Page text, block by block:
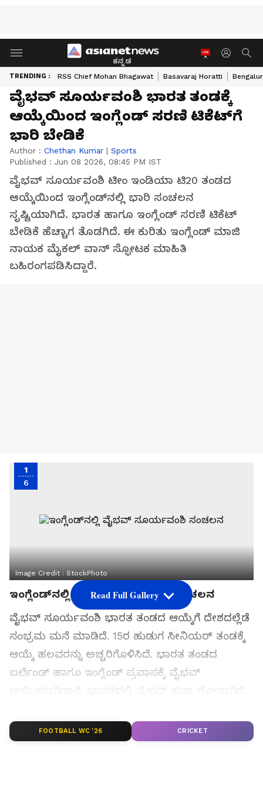
ಕನ್ನಡ
TRENDING : RSS Chief Mohan Bhagawat Basavaraj Horatti
ವೈಭವ್ ಸೂರ್ಯವಂಶಿ ಭಾರತ ತಂಡಕ್ಕೆ
ಆಯ್ಕೆಯಿಂದ ಇಂಗ್ಲೆಂಡ್ ಸರಣಿ ಟಿಕೆಟ್‌ಗೆ
ಭಾರಿ ಬೇಡಿಕೆ
Author : Chethan Kumar | Sports
Published : Jun 08 2026, 08:45 PM IST
ವೈಭವ್ ಸೂರ್ಯವಂಶಿ ಟೀಂ ಇಂಡಿಯಾ ಟಿ20 ತಂಡದ
ಆಯ್ಕೆಯಿಂದ ಇಂಗ್ಲೆಂಡ್‌ನಲ್ಲಿ ಭಾರಿ ಸಂಚಲನ
ಸೃಷ್ಟಿಯಾಗಿದೆ. ಭಾರತ ಹಾಗೂ ಇಂಗ್ಲೆಂಡ್ ಸರಣಿ ಟಿಕೆಟ್
ಬೇಡಿಕೆ ಹೆಚ್ಚಾಗ ತೊಡಗಿದೆ. ಈ ಕುರಿತು ಇಂಗ್ಲೆಂಡ್ ಮಾಜಿ
ನಾಯಕ ಮೈಕಲ್ ವಾನ್ ಸ್ಫೋಟಕ ಮಾಹಿತಿ
ಬಹಿರಂಗಪಡಿಸಿದ್ದಾರೆ.
1
6
Image Credit :StockPhoto
ಇಂಗ್ಲೆಂಡ್‌ನಲ್ಲಿ ವೈಭವ್ ಸೂರ್ಯವಂಶಿ ಸಂಚಲನ
ವೈಭವ್ ಸೂರ್ಯವಂಶಿ ಭಾರತ ತಂಡದ ಆಯ್ಕೆಗೆ ದೇಶದಲ್ಲೆಡೆ
ಸಂಭ್ರಮ ಮನೆ ಮಾಡಿದೆ. 15ರ ಹುಡುಗ ಸೀನಿಯರ್ ತಂಡಕ್ಕೆ
ಆಯ್ಕೆ ಹಲವರನ್ನು ಅಚ್ಚರಿಗೊಳಿಸಿದೆ. ಭಾರತ ತಂಡದ
ಐರ್ಲೆಂಡ್ ಹಾಗೂ ಇಂಗ್ಲೆಂಡ್ ಪ್ರವಾಸಕ್ಕೆ ವೈಭವ್
ಸೃಷ್ಟಿಸಿದ್ದಾರೆ.
Read Full Gallery
FOOTBALL WC '26 CRICKET